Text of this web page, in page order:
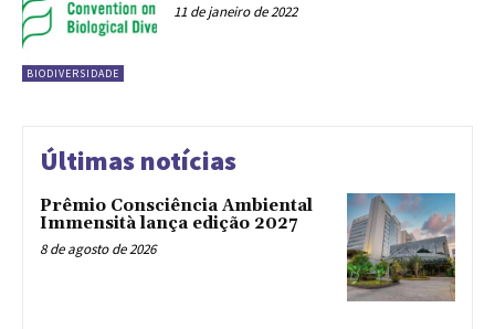
BIODIVERSIDADE
11 de janeiro de 2022
Últimas notícias
Prêmio Consciência Ambiental
Immensità lança edição 2027
8 de agosto de 2026